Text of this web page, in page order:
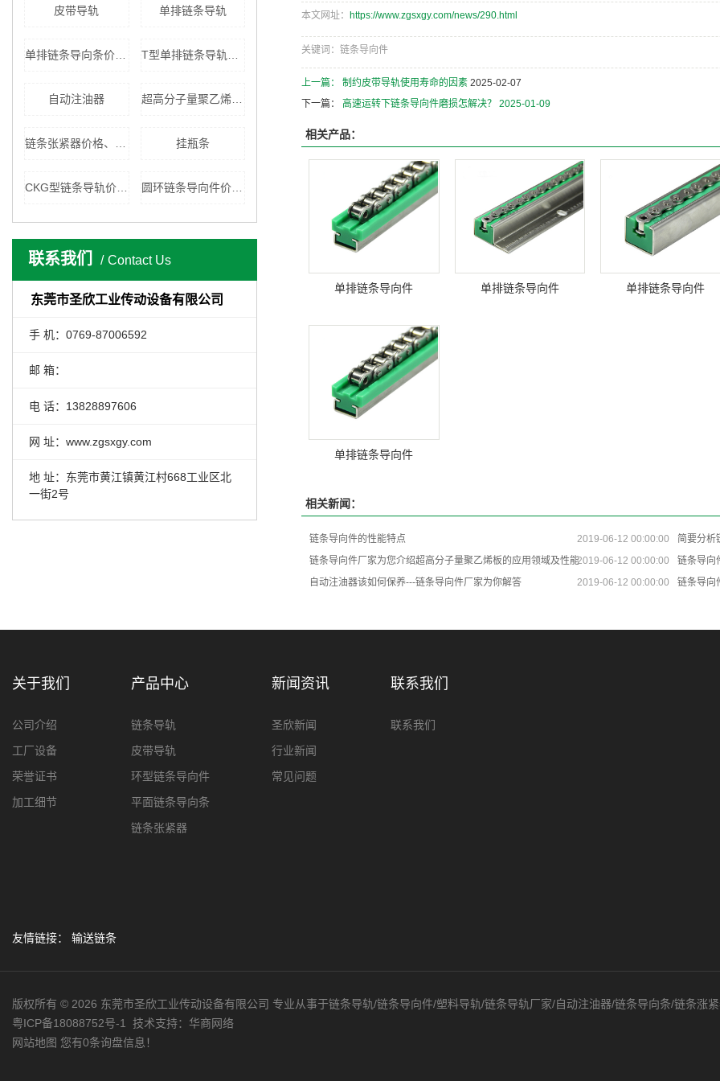
皮带导轨 单排链条导轨
自动注油器 超高分子量聚乙烯板材
挂瓶条
圆环链条导向件价格、厂家
联系我们 Contact Us
东莞市圣欣工业传动设备有限公司
手 机：0769-87006592
邮 箱：
电 话：13828897606
网 址：www.zgsxgy.com
地 址：东莞市黄江镇黄江村668工业区北
一街2号
本文网址： https://www.zgsxgy.com/news/290.html
关键词：链条导向件
上一篇： 制约皮带导轨使用寿命的因素2025-02-07
下一篇：
高速运转下链条导向件磨损怎解决？ 2025-01-09
相关产品：
单排链条导向件 单排链条导向件 单排链条导向件
单排链条导向件
相关新闻：
链条导向件的性能特点 2019-06-12 00:00:00
简要分析
链条导向件厂家​为您介绍超高分子量聚乙烯板的应用领域及性能2019-06-12 00:00:00
链条导向
自动注油器该如何保养---链条导向件厂家为你解答
2019-06-12 00:00:00 链条导向
关于我们
公司介绍
工厂设备
荣誉证书
加工细节
产品中心
链条导轨
皮带导轨
环型链条导向件
平面链条导向条
链条张紧器
新闻资讯
圣欣新闻
行业新闻
常见问题
联系我们
联系我们
友情链接： 输送链条
版权所有 © 2026 东莞市圣欣工业传动设备有限公司 专业从事于链条导轨/链条导向件/塑料导轨/链条导轨厂家/自动注油器/链条导向条/链条涨
粤ICP备18088752号-1
技术支持： 华商网络
网站地图 您有0条询盘信息！